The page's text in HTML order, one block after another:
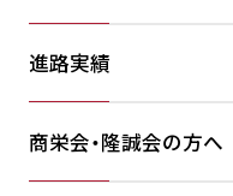
進路実績
商栄会・隆誠会の方へ